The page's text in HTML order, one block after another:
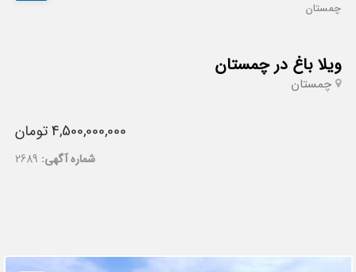
چمستان
ویلا باغ در چمستان
چمستان
4,500,000,000 تومان
شماره آگهی: 2689